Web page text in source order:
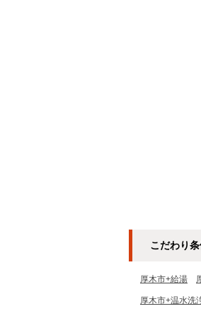
こだわり
厚木市+給湯
厚木市+温水洗